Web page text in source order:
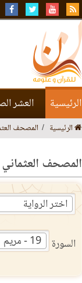
الرئيسية العشر
الرئيسية المصحف
المصحف العثماني
اختر الرواية
السورة 19 - مريم